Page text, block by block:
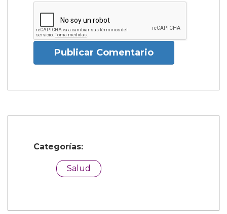
Publicar Comentario
Categorías:
Salud